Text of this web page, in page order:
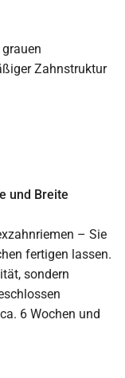
und Breite
– Sie
fertigen lassen.
sondern
6 Wochen und